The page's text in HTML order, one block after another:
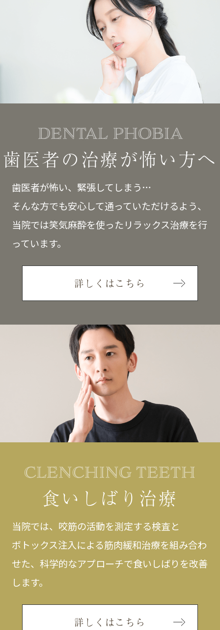
DENTAL PHOBIA
歯医者の治療が怖い方へ
歯医者が怖い、緊張してしまう…
そんな方でも安心して通っていただけるよう、
当院では笑気麻酔を使ったリラックス治療を行
っています。
詳しくはこちら
CLENCHING TEETH
食いしばり治療
当院では、咬筋の活動を測定する検査と
ボトックス注入による筋肉緩和治療を組み合わ
せた、 科学的なアプローチで食いしばりを改善
します。
詳しくはこちら